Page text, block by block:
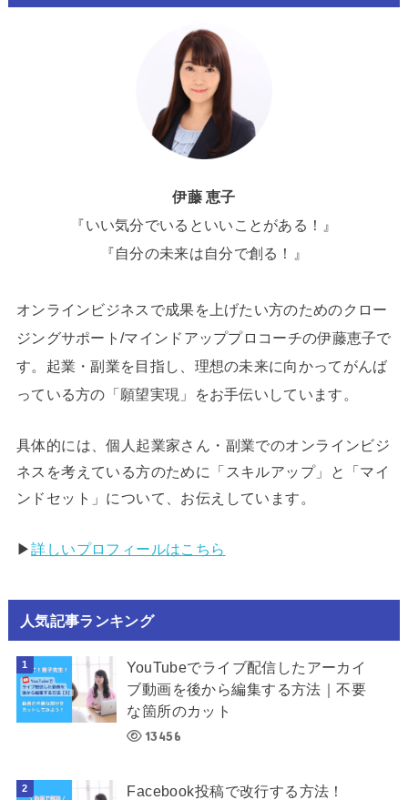
伊藤 恵子
『いい気分でいるといいことがある！』
『自分の未来は自分で創る！』
オンラインビジネスで成果を上げたい方のためのクロー
ジングサポート/マインドアッププロコーチの伊藤恵子で
す。起業・副業を目指し、理想の未来に向かってがんば
っている方の「願望実現」をお手伝いしています。
具体的には、個人起業家さん・副業でのオンラインビジ
ネスを考えている方のために「スキルアップ」と「マイ
ンドセット」について、お伝えしています。
▶︎詳しいプロフィールはこちら
人気記事ランキング
YouTubeでライブ配信したアーカイ
ブ動画を後から編集する方法｜不要
な箇所のカット
13456
Facebook投稿で改行する方法！